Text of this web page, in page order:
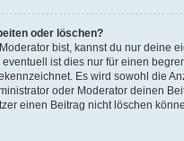
oder löschen?
bist, kannst du nur deine
ist dies nur für einen
Es wird sowohl die
oder Moderator deinen
einen Beitrag nicht löschen